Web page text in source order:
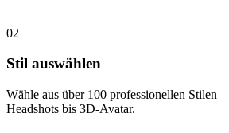
02
Stil auswählen
Wähle aus über 100 professionellen Stilen
Headshots bis 3D-Avatar.